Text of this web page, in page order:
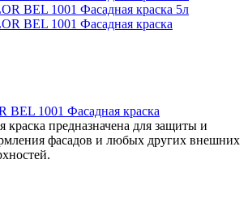
1001 Фасадная краска
краска предназначена для защиты и
фасадов и любых других внешних